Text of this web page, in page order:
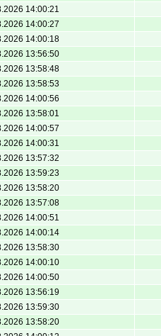
14:00:21
14:00:27
14:00:18
13:56:50
13:58:48
13:58:53
14:00:56
13:58:01
14:00:57
14:00:31
13:57:32
13:59:23
13:58:20
13:57:08
14:00:51
14:00:14
13:58:30
14:00:10
14:00:50
13:56:19
13:59:30
13:58:20